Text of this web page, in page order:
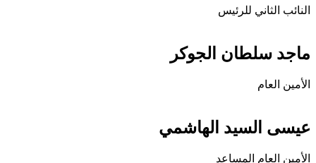
النائب الثاني للرئيس
ماجد سلطان الجوكر
الأمين العام
عيسى السيد الهاشمي
الأمين العام المساعد